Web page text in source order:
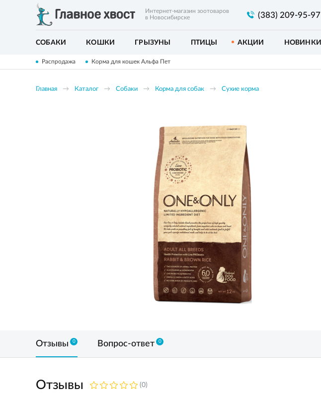
Интернет-магазин зоотоваров
в Новосибирске
(383) 209-95-97
СОБАКИ КОШКИ ГРЫЗУНЫ ПТИЦЫ АКЦИИ НОВИНКИ
Распродажа Корма для кошек Альфа Пет
Главная Каталог Собаки Корма для собак Сухие корма
Отзывы 0 Вопрос-ответ 0
Отзывы (0)